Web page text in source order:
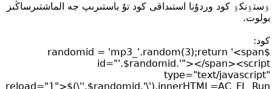
ۉستۉنكۉ كود وردۇنا استىداقى كود تۇ باستىرىپ جە الماشتىرساڭىز
بولوت.
كود:
$randomid = 'mp3_'.random(3);return '<span
id="'.$randomid.'"></span><script
type="text/javascript"
reload="1">$(\''.$randomid.'\').innerHTML=AC_FL_Run